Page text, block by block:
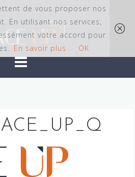
de vous proposer nos
En utilisant nos services,
votre accord pour
En savoir plus OK